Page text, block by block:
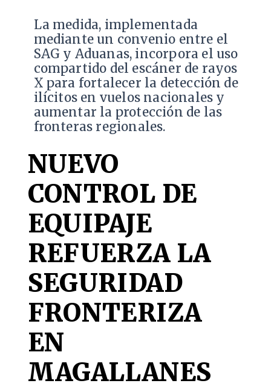
La medida, implementada
mediante un convenio entre el
SAG y Aduanas, incorpora el uso
compartido del escáner de rayos
X para fortalecer la detección de
ilícitos en vuelos nacionales y
aumentar la protección de las
fronteras regionales.
NUEVO
CONTROL DE
EQUIPAJE
REFUERZA LA
SEGURIDAD
FRONTERIZA
EN
MAGALLANES